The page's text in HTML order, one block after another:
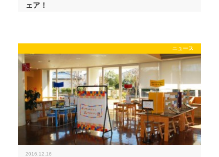
ェア！
ニュース
2016.12.16